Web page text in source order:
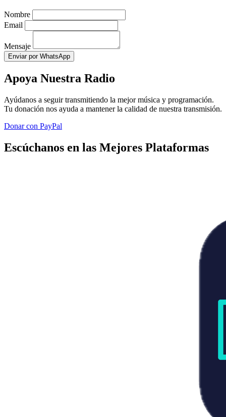
Nombre
Email
Mensaje
Enviar por WhatsApp
Apoya Nuestra Radio
Ayúdanos a seguir transmitiendo la mejor música y programación.
Tu donación nos ayuda a mantener la calidad de nuestra transmisión.
Donar con PayPal
Escúchanos en las Mejores Plataformas